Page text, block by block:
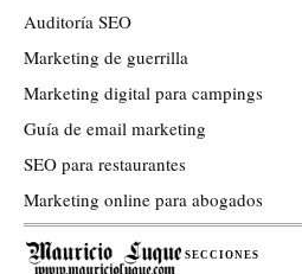
Auditoría SEO
Marketing de guerrilla
Marketing digital para campings
Guía de email marketing
SEO para restaurantes
Marketing online para abogados
SECCIONES